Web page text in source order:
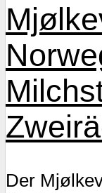
Der